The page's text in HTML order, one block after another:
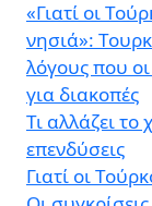
«Γιατί οι
νησιά»:
λόγους που
για διακοπές
Τι αλλάζει το
επενδύσεις
Γιατί οι